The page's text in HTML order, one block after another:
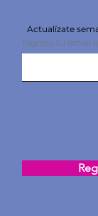
Actualízate
Ingresa tu email